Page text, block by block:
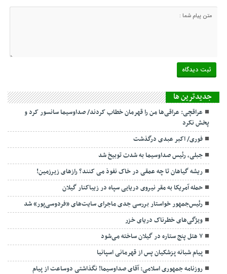
جديدترين ها
عراقچی: عراقی‌ها من را قهرمان خطاب کردند/ صداوسیما سانسور کرد و
پخش نکرد
فوری/ اکبر عبدی درگذشت
جبلی، رئیس صداوسیما به شدت توبیخ شد
ریشه گیاهان تا چه عمقی در خاک نفوذ می کنند؟ رازهای زیرزمین!
حمله آمریکا به مقر نیروی دریایی سپاه در زیباکنار گیلان
رئیس‌جمهور خواستار بررسی جدی ماجرای سایت‌های «فردوسی‌پور» شد
ویژگی‌های خطرناک دریای خزر
۷ هتل پنج ستاره در گیلان ساخته می‌شود
پیام شبانه پزشکیان پس از قهرمانی اسپانیا
روزنامه جمهوری اسلامی: آقای صداوسیما! نگذاشتی دوساعت از پیام